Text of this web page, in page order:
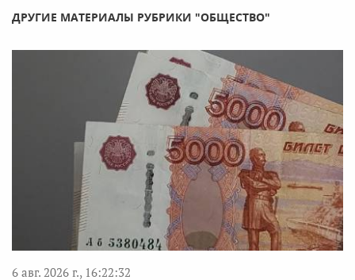
ДРУГИЕ МАТЕРИАЛЫ РУБРИКИ "ОБЩЕСТВО"
6 авг. 2026 г., 16:22:32